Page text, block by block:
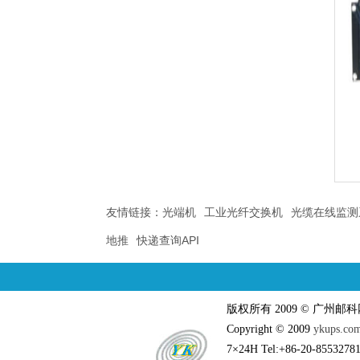
友情链接： 光端机 工业光纤交换机 光缆在线监
地推 快递查询API
版权所有 2009 © 广州邮
Copyright © 2009
7×24H Tel:+86-20-